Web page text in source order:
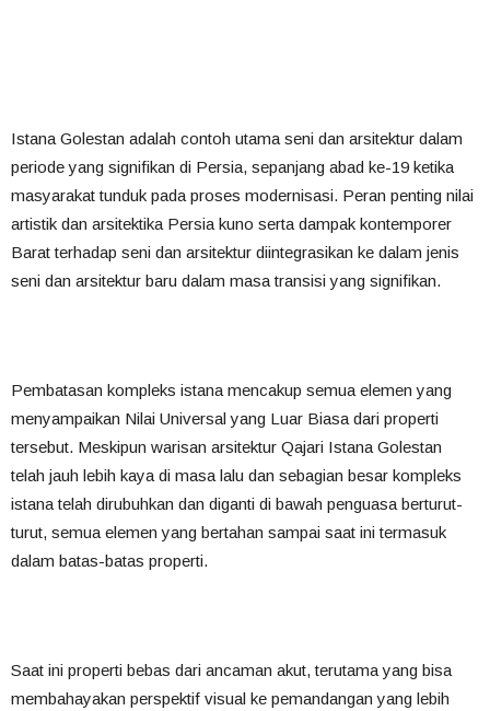
Istana Golestan adalah contoh utama seni dan arsitektur dalam
periode yang signifikan di Persia, sepanjang abad ke-19 ketika
masyarakat tunduk pada proses modernisasi. Peran penting nilai
artistik dan arsitektika Persia kuno serta dampak kontemporer
Barat terhadap seni dan arsitektur diintegrasikan ke dalam jenis
seni dan arsitektur baru dalam masa transisi yang signifikan.
Pembatasan kompleks istana mencakup semua elemen yang
menyampaikan Nilai Universal yang Luar Biasa dari properti
tersebut. Meskipun warisan arsitektur Qajari Istana Golestan
telah jauh lebih kaya di masa lalu dan sebagian besar kompleks
istana telah dirubuhkan dan diganti di bawah penguasa berturut-
turut, semua elemen yang bertahan sampai saat ini termasuk
dalam batas-batas properti.
Saat ini properti bebas dari ancaman akut, terutama yang bisa
membahayakan perspektif visual ke pemandangan yang lebih